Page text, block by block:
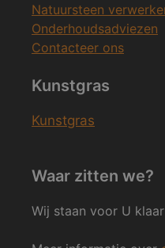
Natuursteen
Onderhoudsadviezen
Contacteer ons
Kunstgras
Kunstgras
Waar zitten we?
Wij staan voor U